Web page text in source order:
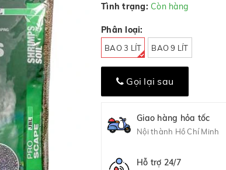
Tình trạng: Còn hàng
Phân loại:
BAO 3 LÍT BAO 9 LÍT
Gọi lại sau
Giao hàng hỏa tốc
Nội thành Hồ Chí Minh
Hỗ trợ 24/7